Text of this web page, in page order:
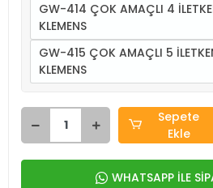
GW-414 ÇOK AMAÇLI 4
KLEMENS
GW-415 ÇOK AMAÇLI 5
KLEMENS
Sepete
Ekle
WHATSAPP İLE